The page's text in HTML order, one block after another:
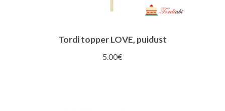
Tordi topper LOVE, puidust
5.00€